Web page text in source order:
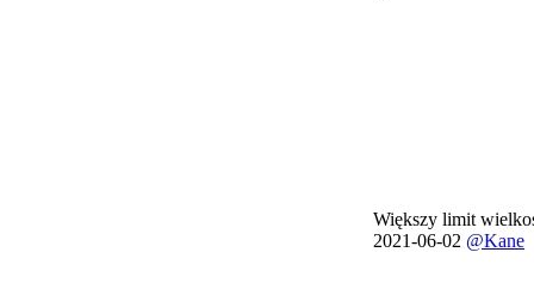
Większy limit
2021-06-02 @Kane